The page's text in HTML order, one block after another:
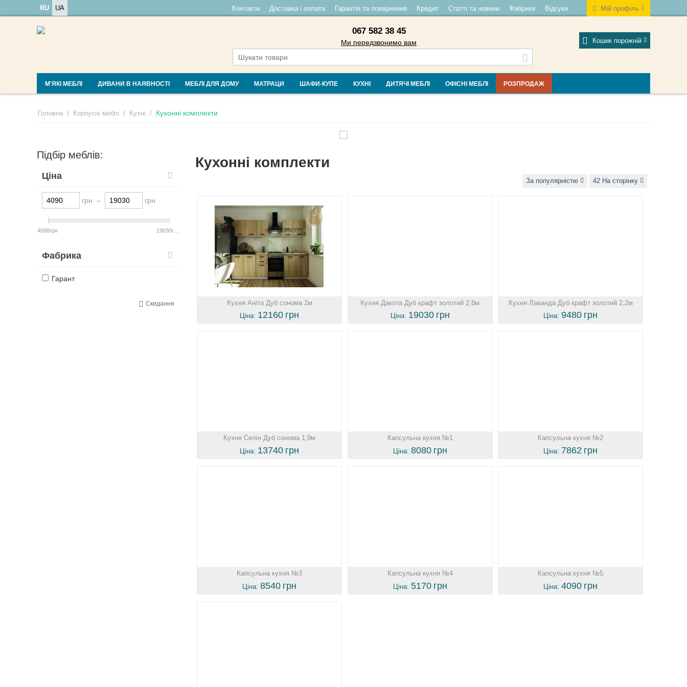
RU UA Мій профіль
Контакти Доставка і оплата Гарантія та повернення Кредит Статті та новини Фабрики Відгуки
067 582 38 45
Ми передзвонимо вам Кошик порожній
М'ЯКІ МЕБЛІ ДИВАНИ В НАЯВНОСТІ МЕБЛІ ДЛЯ ДОМУ МАТРАЦИ ШАФИ-КУПЕ КУХНІ ДИТЯЧІ МЕБЛІ ОФІСНІ МЕБЛІ РОЗПРОДАЖ
Головна / Корпусні меблі / Кухні / Кухонні комплекти
Підбір меблів:
Ціна
грн – грн
4090грн 19030грн
Фабрика
Гарант
Скидання
Кухонні комплекти
За популярністю 42 На сторінку
Кухня Аніта Дуб сонома 2м
Ціна: 12160 грн
Кухня Дакота Дуб крафт золотий 2,8м
Ціна: 19030 грн
Кухня Лаванда Дуб крафт золотий 2,2м
Ціна:9480 грн
Кухня Селін Дуб сонома 1,9м
Ціна: 13740 грн
Капсульна кухня №1
Ціна: 8080 грн
Капсульна кухня №2
Ціна: 7862 грн
Капсульна кухня №3
Ціна:8540 грн
Капсульна кухня №4
Ціна: 5170 грн
Капсульна кухня №5
Ціна:4090 грн